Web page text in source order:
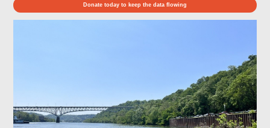
Donate today to keep the data flowing